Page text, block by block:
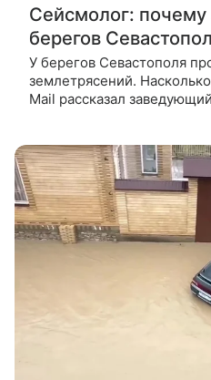
Сейсмолог: почему
берегов
У берегов Севастополя
землетрясений.
Mail рассказал